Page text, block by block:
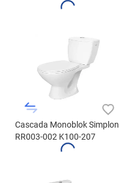
Cascada Monoblok Simplon
RR003-002 K100-207